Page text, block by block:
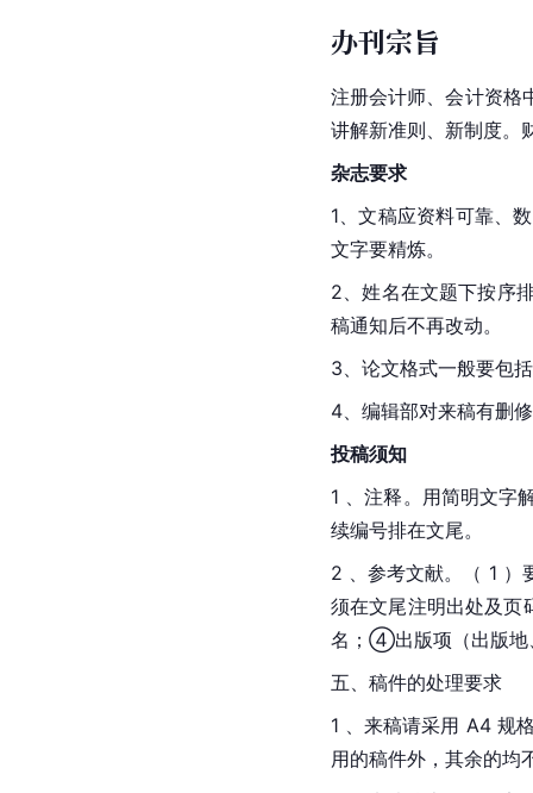
办刊宗旨
注册会计师、会计资格
讲解新准则、新制度。
杂志要求
1、文稿应资料可靠、
文字要精炼。
2、姓名在文题下按序
稿通知后不再改动。
3、论文格式一般要包
4、编辑部对来稿有删
投稿须知
1 、注释。用简明文字
续编号排在文尾。
2 、参考文献。（ 1 ）
须在文尾注明出处及
名；④出版项（出版地
五、稿件的处理要求
1 、来稿请采用 A4 规
用的稿件外，其余的均